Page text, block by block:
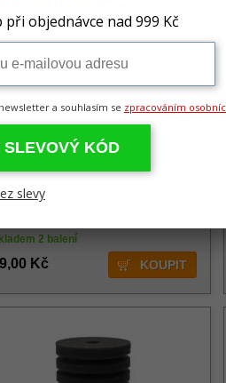
Filtrační houba pro
2 balení
Kč
při objednávce nad 999 Kč
a souhlasím se zpracováním
SLEVOVÝ KÓD
slevy